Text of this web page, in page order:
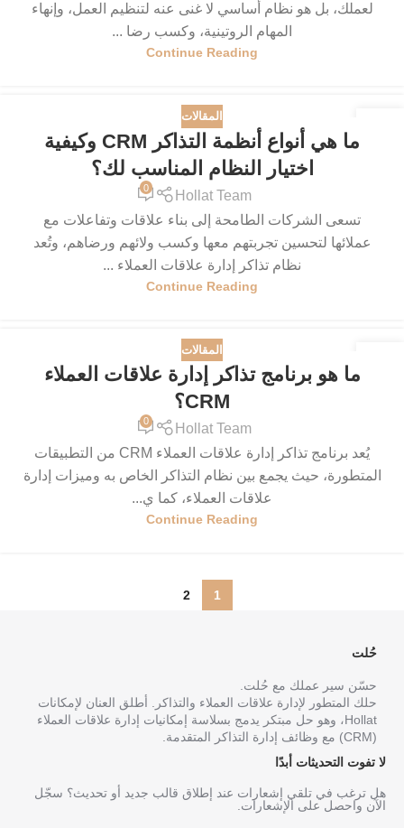
لعملك، بل هو نظام أساسي لا غنى عنه لتنظيم العمل، وإنهاء
المهام الروتينية، وكسب رضا ...
Continue Reading
المقالات
ما هي أنواع أنظمة التذاكر CRM وكيفية
اختيار النظام المناسب لك؟
Hollat Team
0
تسعى الشركات الطامحة إلى بناء علاقات وتفاعلات مع
عملائها لتحسين تجربتهم معها وكسب ولائهم ورضاهم، وتُعد
نظام تذاكر إدارة علاقات العملاء ...
Continue Reading
المقالات
ما هو برنامج تذاكر إدارة علاقات العملاء
CRM؟
Hollat Team
0
يُعد برنامج تذاكر إدارة علاقات العملاء CRM من التطبيقات
المتطورة، حيث يجمع بين نظام التذاكر الخاص به وميزات إدارة
علاقات العملاء، كما ي...
Continue Reading
1
2
حُلت
حسّن سير عملك مع حُلت.
حلك المتطور لإدارة علاقات العملاء والتذاكر. أطلق العنان لإمكانات
Hollat، وهو حل مبتكر يدمج بسلاسة إمكانيات إدارة علاقات العملاء
(CRM) مع وظائف إدارة التذاكر المتقدمة.
هل ترغب في تلقي إشعارات عند إطلاق قالب جديد أو تحديث؟ سجّل
الآن واحصل على الإشعارات.
لا تفوت التحديثات أبدًا